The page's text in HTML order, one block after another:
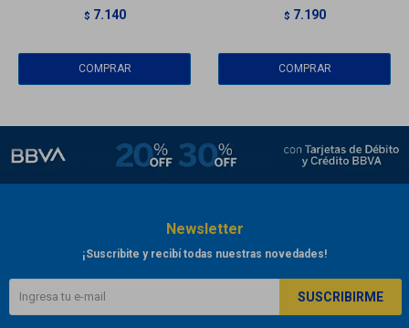
$ 7.140 $ 7.190
Newsletter
¡Suscribite y recibí todas nuestras novedades!
SUSCRIBIRME